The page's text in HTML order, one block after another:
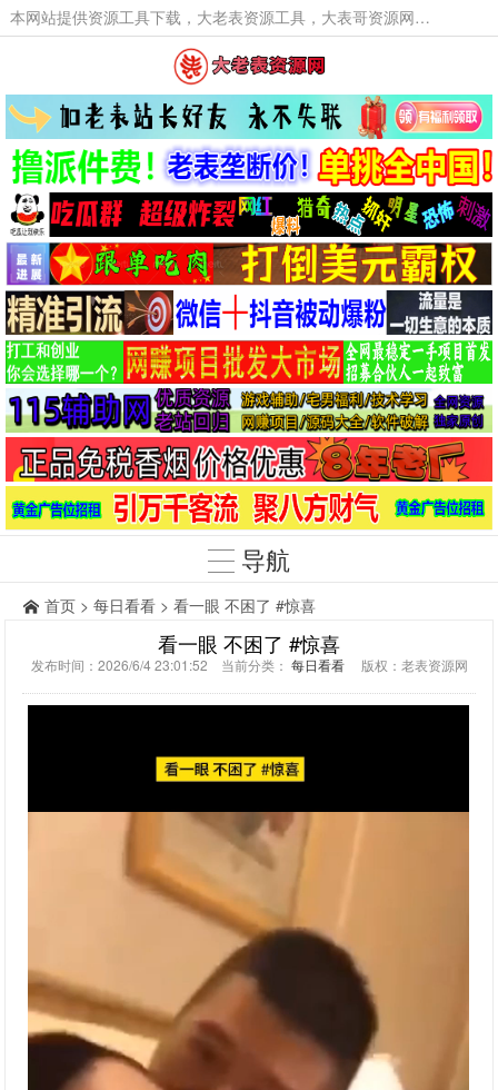
本网站提供资源工具下载，大老表资源工具，大表哥资源网软件工具，大老表资源下载，活动线报福利资源分享,活动线报，大型网游经典游戏，网络热门技术游戏辅助交流与分享。
导航
首页 > 每日看看 > 看一眼 不困了 #惊喜
看一眼 不困了 #惊喜
发布时间：2026/6/4 23:01:52 当前分类： 每日看看版权：老表资源网